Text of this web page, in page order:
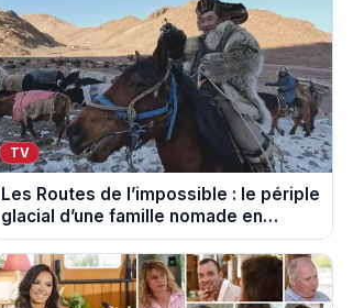
TV
Les Routes de l’impossible : le périple
glacial d’une famille nomade en
Mongolie